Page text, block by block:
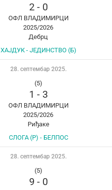
2- 0
ОФЛ ВЛАДИМИРЦИ
2025/2026
Дебрц
ХАЈДУК - ЈЕДИНСТВО (Б)
28. септембар 2025.
(5)
1 - 3
ОФЛ ВЛАДИМИРЦИ
2025/2026
Риђаке
СЛОГА (Р) - БЕЛПОС
28. септембар 2025.
(5)
9 - 0